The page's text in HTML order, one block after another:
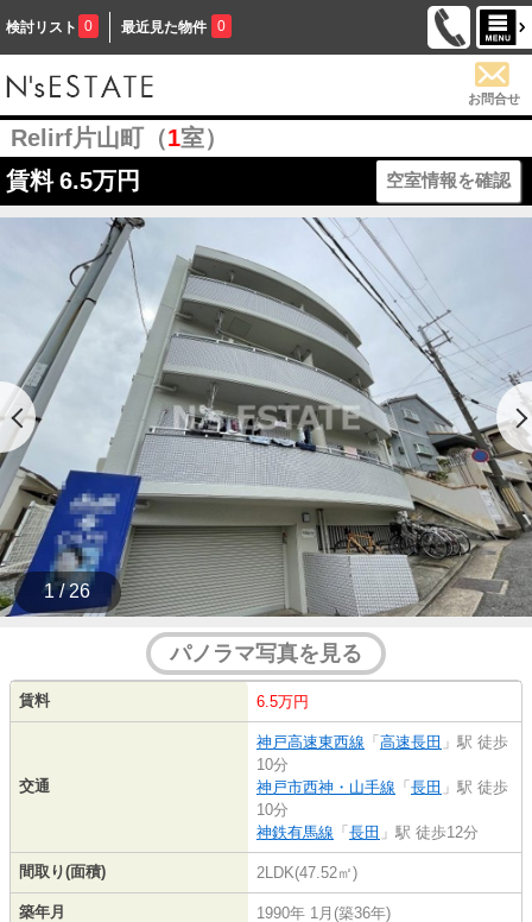
検討リスト 0 最近見た物件 0
お問合せ
Relirf片山町（1室）
賃料 6.5万円 空室情報を確認
1 / 26
パノラマ写真を見る
賃料 6.5万円
交通
神戸高速東西線 「 高速長田 」駅 徒歩
10分
神戸市西神・山手線 「 長田 」駅 徒歩
10分
神鉄有馬線 「 長田 」駅 徒歩12分
間取り(面積) 2LDK(47.52㎡)
築年月 1990年 1月(築36年)